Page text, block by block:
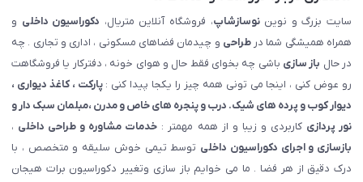
سایت بزرگ و نویننوسازشاپ، فروشگاه آنلاین متریال، دکوراسیون داخلی و
همراه همیشگی شما درطراحی و چیدمان فضاهای مسکونی ، اداری و تجاری . چه
در حال باز سازی باشی چه بخوای فقط حال و هوای خونه ، دفترکار یا فروشگاهت
رو عوض کنی ، اینجا می تونی همه چیز را یکجا پیدا کنی :پارکت ، کاغذ دیواری ،
دیوار کوب و پرده های شیک. درب و پنجره های خاص و مدرن ،مبلمان سبک دار و
نور پردازی کاربردی و زیبا و از همه مهمتر : خدمات مشاوره و طراحی داخلی ،
بازسازی و اجرای دکوراسیون داخلی توسط تیمی خوش سلیقه و متخصص ، با
درک دقیق از هر فضا . ما می خوایم باز سازی وتغییر دکوراسیون برات هیجان